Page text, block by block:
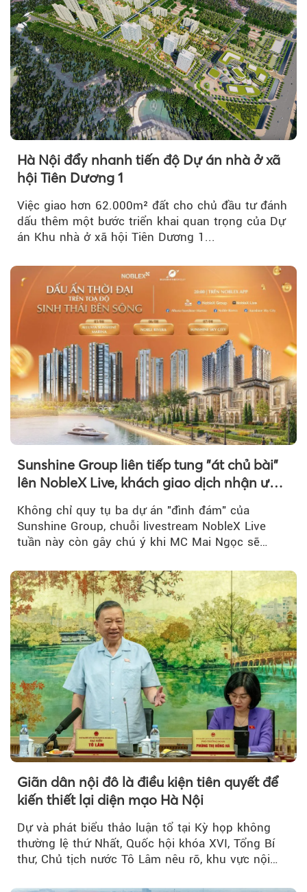
Hà Nội đẩy nhanh tiến độ Dự án nhà ở xã
hội Tiên Dương 1
Việc giao hơn 62.000m² đất cho chủ đầu tư đánh
dấu thêm một bước triển khai quan trọng của Dự
án Khu nhà ở xã hội Tiên Dương 1...
Sunshine Group liên tiếp tung "át chủ bài"
lên NobleX Live, khách giao dịch nhận ưu
Không chỉ quy tụ ba dự án "đình đám" của
Sunshine Group, chuỗi livestream NobleX Live
tuần này còn gây chú ý khi MC Mai Ngọc sẽ
Giãn dân nội đô là điều kiện tiên quyết để
kiến thiết lại diện mạo Hà Nội
Dự và phát biểu thảo luận tổ tại Kỳ họp không
thường lệ thứ Nhất, Quốc hội khóa XVI, Tổng Bí
thư, Chủ tịch nước Tô Lâm nêu rõ, khu vực nội